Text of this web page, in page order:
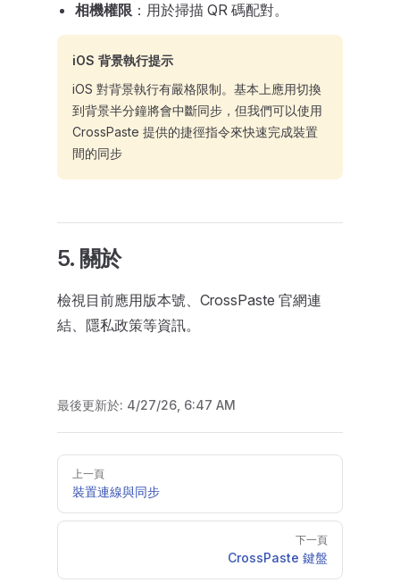
相機權限 ：用於掃描 QR 碼配對。
iOS 背景執行提示
iOS 對背景執行有嚴格限制。基本上應用切換
到背景半分鐘將會中斷同步，但我們可以使用
CrossPaste 提供的捷徑指令來快速完成裝置
間的同步
5. 關於
檢視目前應用版本號、CrossPaste 官網連
結、隱私政策等資訊。
最後更新於: 4/27/26, 6:47 AM
Pager
上一頁
裝置連線與同步
下一頁
CrossPaste 鍵盤